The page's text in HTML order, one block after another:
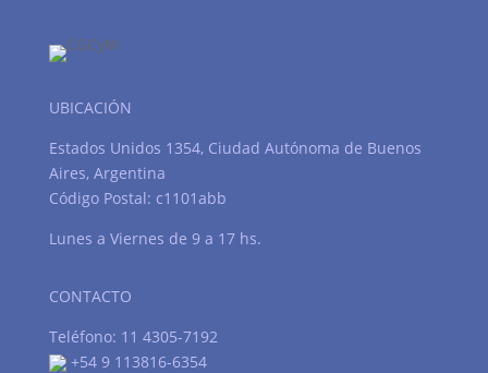
UBICACIÓN
Estados Unidos 1354, Ciudad Autónoma de Buenos
Aires, Argentina
Código Postal: c1101abb
Lunes a Viernes de 9 a 17 hs.
CONTACTO
Teléfono: 11 4305-7192
+54 9 113816-6354